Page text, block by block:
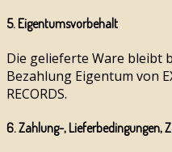
5. Eigentumsvorbehalt
Die gelieferte Ware bleibt
Bezahlung Eigentum von
RECORDS.
6. Zahlung-, Lieferbedingungen,